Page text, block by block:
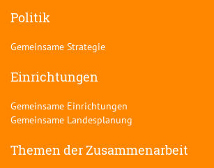
Politik
Gemeinsame Strategie
Einrichtungen
Gemeinsame Einrichtungen
Gemeinsame Landesplanung
Themen der Zusammenarbeit